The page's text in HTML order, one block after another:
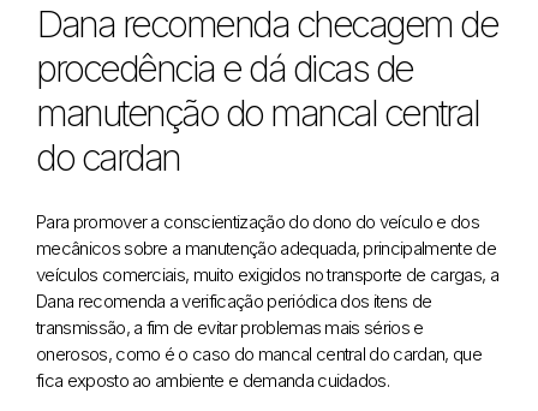
Dana recomenda checagem de
procedência e dá dicas de
manutenção do mancal central
do cardan
Para promover a conscientização do dono do veículo e dos
mecânicos sobre a manutenção adequada, principalmente de
veículos comerciais, muito exigidos no transporte de cargas, a
Dana recomenda a verificação periódica dos itens de
transmissão, a fim de evitar problemas mais sérios e
onerosos, como é o caso do mancal central do cardan, que
fica exposto ao ambiente e demanda cuidados.